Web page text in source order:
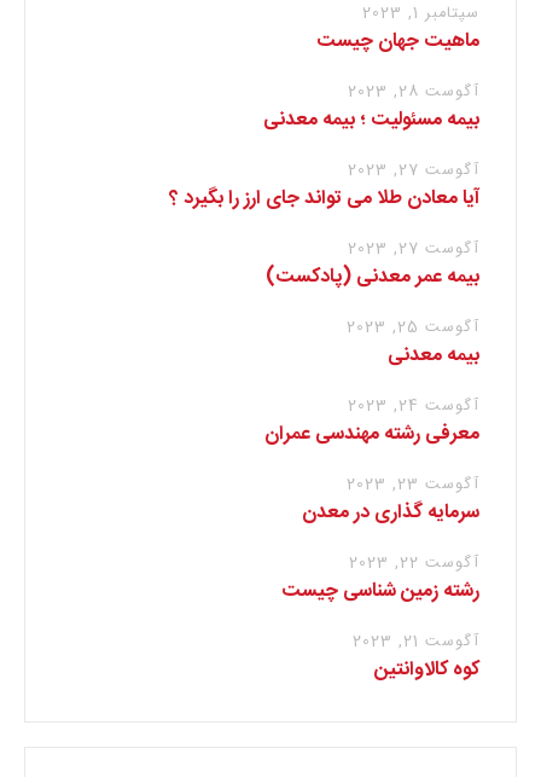
سپتامبر 1, 2023
ماهیت جهان چیست
آگوست 28, 2023
بیمه مسئولیت ؛ بیمه معدنی
آگوست 27, 2023
آیا معادن طلا می تواند جای ارز را بگیرد ؟
آگوست 27, 2023
بیمه عمر معدنی (پادکست)
آگوست 25, 2023
بیمه معدنی
آگوست 24, 2023
معرفی رشته مهندسی عمران
آگوست 23, 2023
سرمایه گذاری در معدن
آگوست 22, 2023
رشته زمین شناسی چیست
آگوست 21, 2023
کوه کالاوانتین